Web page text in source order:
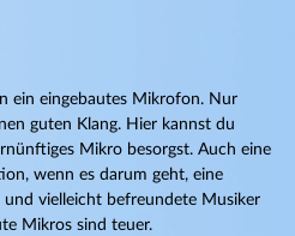
ein eingebautes Mikrofon. Nur
guten Klang. Hier kannst du
Mikro besorgst. Auch eine
wenn es darum geht, eine
vielleicht befreundete Musiker
Mikros sind teuer.